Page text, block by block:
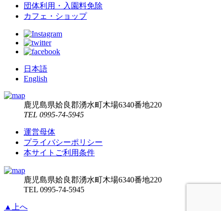
団体利用・入園料免除
カフェ・ショップ
日本語
English
鹿児島県姶良郡湧水町木場6340番地220
TEL 0995-74-5945
運営母体
プライバシーポリシー
本サイトご利用条件
鹿児島県姶良郡湧水町木場6340番地220
TEL 0995-74-5945
▲上へ